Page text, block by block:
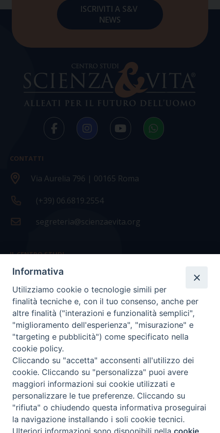
CONTATTI
Via Aurelia 796 | 00165 Roma
(+39) 06.6819.2554
segreteria@scienzaevita.org
IL CENTRO STUDI
La nostra storia
Statuto
Presidenza e ufficio presidenza
Consiglio scientifico
Coordinamento nazionale
COPYRIGHT Scienza & Vita - C.F96600690588- Tutti i
diritti -Privacy- Credits
Informativa
Utilizziamo cookie o tecnologie simili per
finalità tecniche e, con il tuo consenso, anche per
altre finalità ("interazioni e funzionalità semplici",
"miglioramento dell'esperienza", "misurazione" e
"targeting e pubblicità") come specificato nella
cookie policy.
Cliccando su "accetta" acconsenti all'utilizzo dei
cookie. Cliccando su "personalizza" puoi avere
maggiori informazioni sui cookie utilizzati e
personalizzare le tue preferenze. Cliccando su
"rifiuta" o chiudendo questa informativa proseguirai
la navigazione installando i soli cookie tecnici.